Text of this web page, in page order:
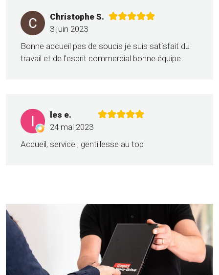
Christophe S.
3 juin 2023
Bonne accueil pas de soucis je suis satisfait du
travail et de l'esprit commercial bonne équipe
les e.
24 mai 2023
Accueil, service , gentillesse au top